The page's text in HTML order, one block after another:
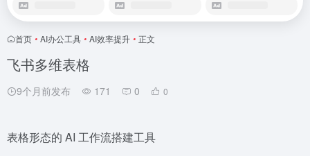
首页 • AI办公工具 • AI效率提升 • 正文
飞书多维表格
9个月前发布 171 0 0
表格形态的 AI 工作流搭建工具